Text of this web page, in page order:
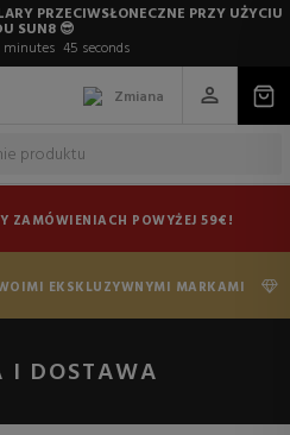
PRZECIWSŁONECZNE PRZY UŻYCIU
SUN8 😎
minutes 44 seconds
Zmiana
ZAMÓWIENIACH POWYŻEJ 59€!
EKSKLUZYWNYMI MARKAMI
I DOSTAWA